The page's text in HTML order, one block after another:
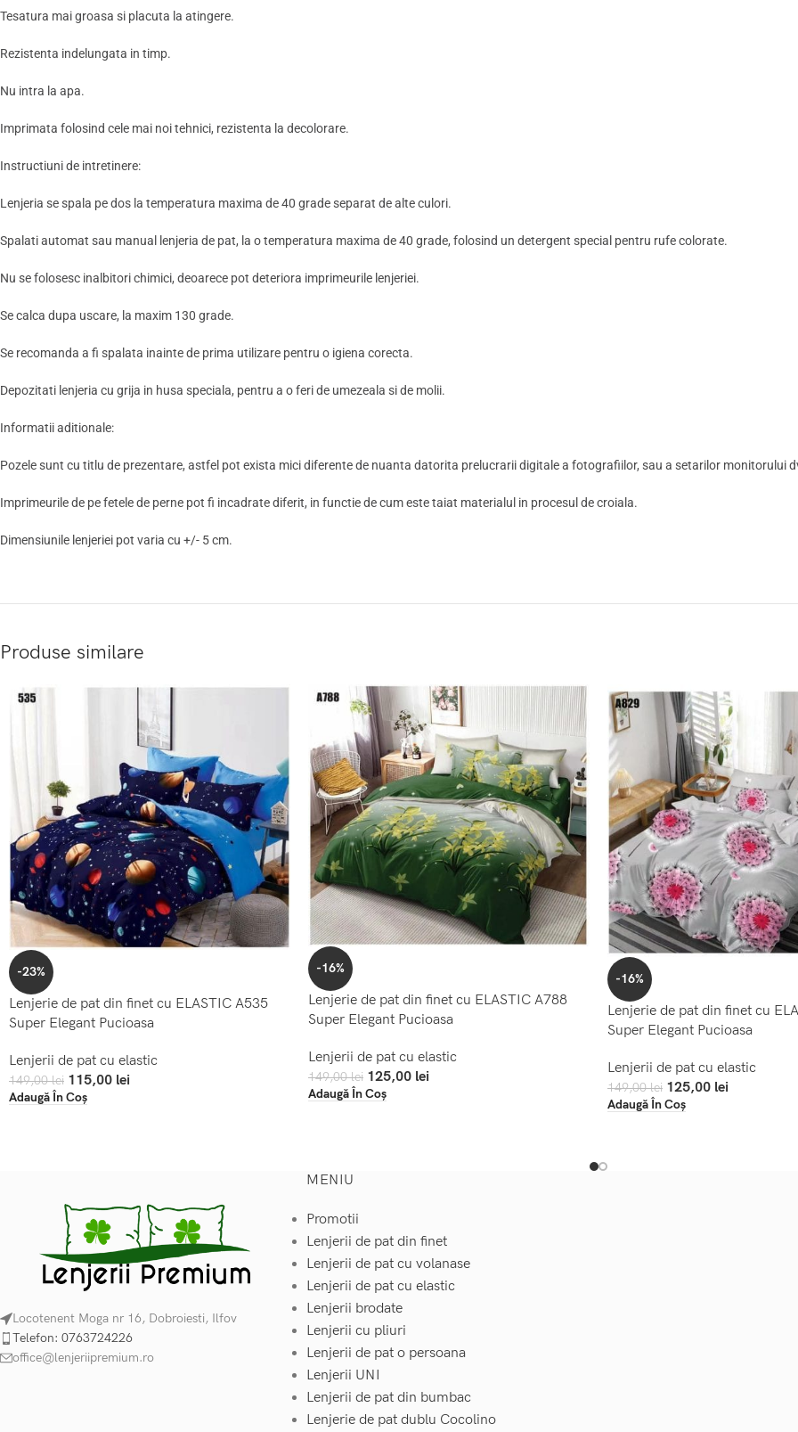
Tesatura mai groasa si placuta la atingere.
Rezistenta indelungata in timp.
Nu intra la apa.
Imprimata folosind cele mai noi tehnici, rezistenta la decolorare.
Instructiuni de intretinere:
Lenjeria se spala pe dos la temperatura maxima de 40 grade separat de alte culori.
Spalati automat sau manual lenjeria de pat, la o temperatura maxima de 40 grade, folosind un detergent special pentru rufe colorate.
Nu se folosesc inalbitori chimici, deoarece pot deteriora imprimeurile lenjeriei.
Se calca dupa uscare, la maxim 130 grade.
Se recomanda a fi spalata inainte de prima utilizare pentru o igiena corecta.
Depozitati lenjeria cu grija in husa speciala, pentru a o feri de umezeala si de molii.
Informatii aditionale:
Pozele sunt cu titlu de prezentare, astfel pot exista mici diferente de nuanta datorita prelucrarii digitale a fotografiilor, sau a setarilor monitorului
Imprimeurile de pe fetele de perne pot fi incadrate diferit, in functie de cum este taiat materialul in procesul de croiala.
Dimensiunile lenjeriei pot varia cu +/- 5 cm.
Produse similare
-23%
Lenjerie de pat din finet cu ELASTIC A535
Super Elegant Pucioasa
Lenjerii de pat cu elastic
149,00lei 115,00 lei
Adaugă În Coș
-16%
Lenjerie de pat din finet cu ELASTIC A788
Super Elegant Pucioasa
Lenjerii de pat cu elastic
149,00lei 125,00 lei
Adaugă În Coș
-16%
Lenjerie de pat din finet cu
Super Elegant Pucioasa
Lenjerii de pat cu elastic
149,00lei 125,00 lei
Adaugă În Coș
Locotenent Moga nr 16, Dobroiesti, Ilfov
Telefon: 0763724226
office@lenjeriipremium.ro
MENIU
Promotii
Lenjerii de pat din finet
Lenjerii de pat cu volanase
Lenjerii de pat cu elastic
Lenjerii brodate
Lenjerii cu pliuri
Lenjerii de pat o persoana
Lenjerii UNI
Lenjerii de pat din bumbac
Lenjerie de pat dublu Cocolino